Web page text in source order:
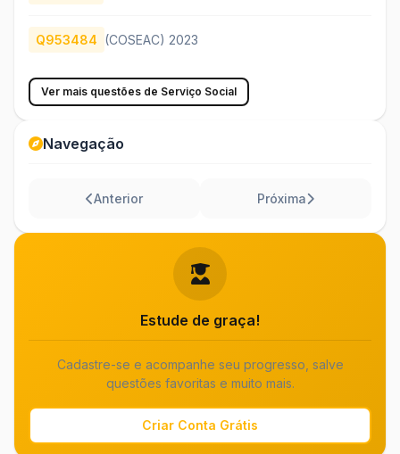
Q953484 (COSEAC) 2023
Ver mais questões de Serviço Social
Navegação
Anterior Próxima
Estude de graça!
Cadastre-se e acompanhe seu progresso, salve
questões favoritas e muito mais.
Criar Conta Grátis